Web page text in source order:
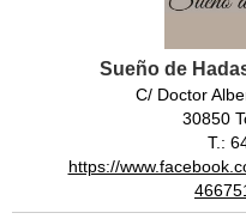
Sueño de
C/ Doctor
30850
T.:
https://